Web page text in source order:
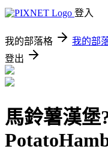
登入
我的部落格 我的部
登出
馬鈴薯漢堡